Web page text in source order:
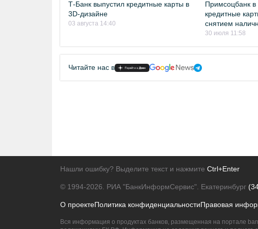
Т-Банк выпустил кредитные карты в
3D-дизайне
03 августа 14:40
Примсоцбанк в
кредитные
снятием
30 июля 11:58
Читайте нас в
Нашли ошибку? Выделите текст и нажмите Ctrl+Enter
© 1994-2026. РИА "БанкИнформСервис". Екатеринбург
О проектеПолитика конфиденциальностиПравовая
Вся информация о продуктах банков, размещенная на портале